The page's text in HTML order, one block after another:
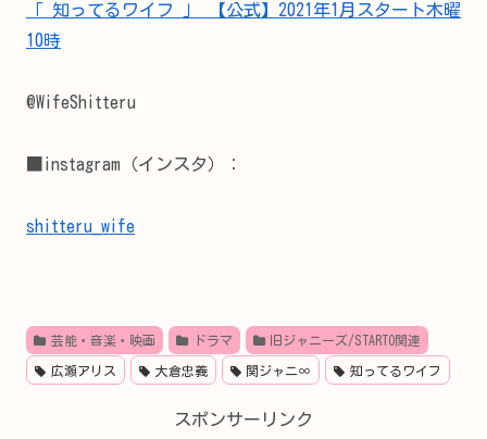
「 知ってるワイフ 」 【公式】2021年1月スタート木曜
10時
@WifeShitteru
■instagram（インスタ）：
shitteru_wife
芸能・音楽・映画 ドラマ 旧ジャニーズ/STARTO関連
広瀬アリス 大倉忠義 関ジャニ∞ 知ってるワイフ
スポンサーリンク